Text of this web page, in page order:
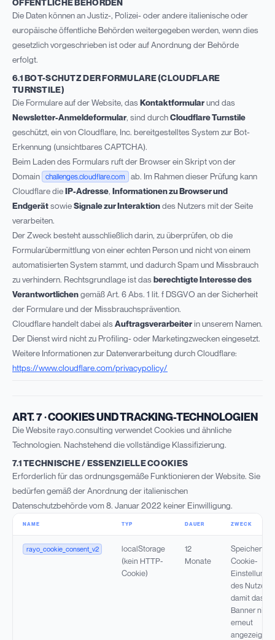
ÖFFENTLICHE BEHÖRDEN
Die Daten können an Justiz-, Polizei- oder andere italienische oder
europäische öffentliche Behörden weitergegeben werden, wenn dies
gesetzlich vorgeschrieben ist oder auf Anordnung der Behörde
erfolgt.
6.1 BOT-SCHUTZ DER FORMULARE (CLOUDFLARE
TURNSTILE)
Die Formulare auf der Website, das Kontaktformularund das
Newsletter-Anmeldeformular, sind durchCloudflare Turnstile
geschützt, ein von Cloudflare, Inc. bereitgestelltes System zur Bot-
Erkennung (unsichtbares CAPTCHA).
Beim Laden des Formulars ruft der Browser ein Skript von der
Domain challenges.cloudflare.com
ab. Im Rahmen dieser Prüfung kann
Cloudflare dieIP-Adresse, Informationen zu Browser und
EndgerätsowieSignale zur Interaktiondes Nutzers mit der Seite
verarbeiten.
Der Zweck besteht ausschließlich darin, zu überprüfen, ob die
Formularübermittlung von einer echten Person und nicht von einem
automatisierten System stammt, und dadurch Spam und Missbrauch
zu verhindern. Rechtsgrundlage ist das berechtigte Interesse des
Verantwortlichengemäß Art. 6 Abs. 1 lit. f DSGVO an der Sicherheit
der Formulare und der Missbrauchsprävention.
Cloudflare handelt dabei als Auftragsverarbeiter in unserem Namen.
Der Dienst wird nicht zu Profiling- oder Marketingzwecken eingesetzt.
Weitere Informationen zur Datenverarbeitung durch Cloudflare:
https://www.cloudflare.com/privacypolicy/
ART. 7 · COOKIES UND TRACKING-TECHNOLOGIEN
Die Website rayo.consulting verwendet Cookies und ähnliche
Technologien. Nachstehend die vollständige Klassifizierung.
7.1 TECHNISCHE / ESSENZIELLE COOKIES
Erforderlich für das ordnungsgemäße Funktionieren der Website. Sie
bedürfen gemäß der Anordnung der italienischen
Datenschutzbehörde vom 8. Januar 2022 keiner Einwilligung.
NAME TYP DAUER ZWECK
rayo_cookie_consent_v2
localStorage
(kein HTTP-
Cookie)
12
Monate
Speichert
Cookie-
des Nutzers,
damit das
Banner nicht
erneut
angezeigt